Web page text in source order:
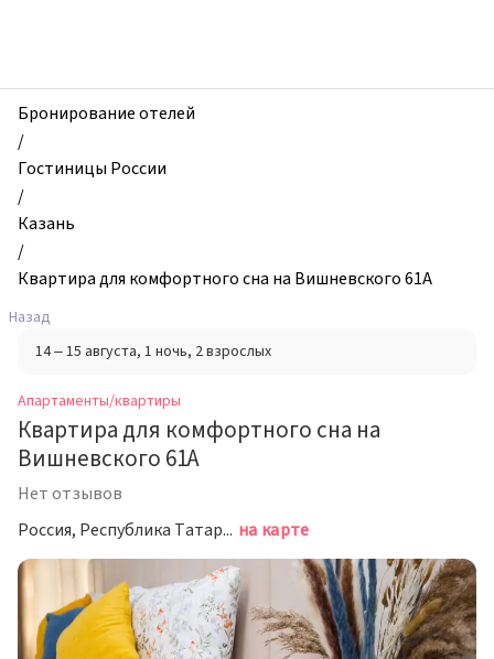
и
квартиры,
Квартира
для
комфортного
сна
на
Вишневского
61А,
Казань,
Россия
Бронирование отелей
/
Гостиницы России
/
Казань
/
Квартира для комфортного сна на Вишневского 61А
Назад
14 – 15 августа, 1 ночь, 2 взрослых
Апартаменты/квартиры
Квартира для комфортного сна на
Вишневского 61А
Нет отзывов
Россия, Республика Татарстан (Татарстан), Казань, улица Вишневского, 61А на карте